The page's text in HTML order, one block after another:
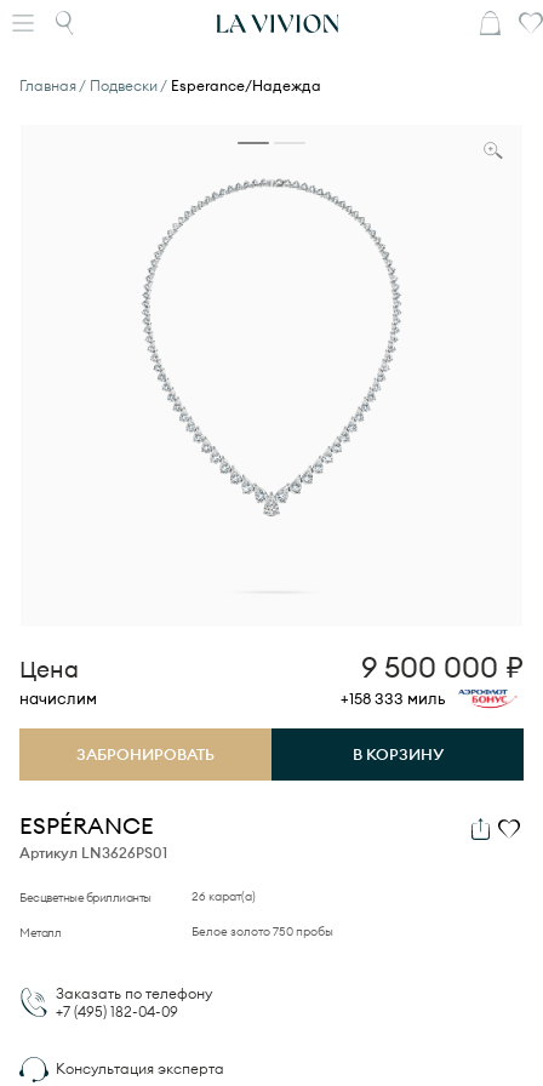
Главная Подвески Esperance/Надежда
ESPÉRANCE
Артикул LN3626PS01
Бесцветные бриллианты 26 карат(а)
Металл Белое золото 750 пробы
Цена 9 500 000 ₽
начислим +158 333 миль
ЗАБРОНИРОВАТЬ В КОРЗИНУ
Заказать по телефону
+7 (495) 182-04-09
Консультация эксперта